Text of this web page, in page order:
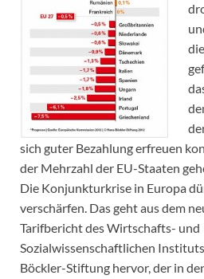
sich guter Bezahlung erfreuen
der Mehrzahl der EU-Staaten
Die Konjunkturkrise in Europa
verschärfen. Das geht aus dem
Tarifbericht des Wirtschafts- und
Sozialwissenschaftlichen
Böckler-Stiftung hervor, der in